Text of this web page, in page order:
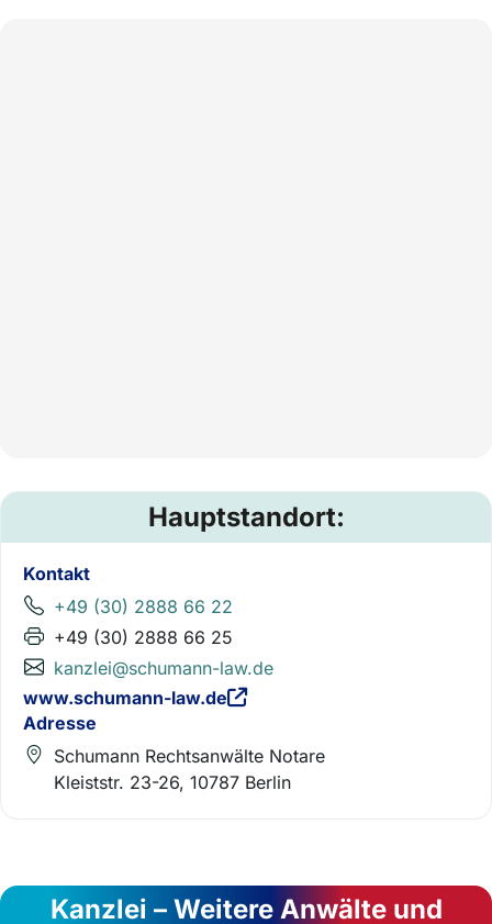
Hauptstandort:
Kontakt
+49 (30) 2888 66 22
+49 (30) 2888 66 25
kanzlei@schumann-law.de
www.schumann-law.de
Adresse
Schumann Rechtsanwälte Notare
Kleiststr. 23-26, 10787 Berlin
Kanzlei – Weitere Anwälte und